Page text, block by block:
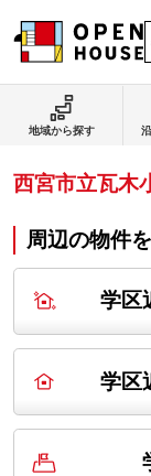
地域から探す
西宮市立瓦木
周辺の物件
学区
学区